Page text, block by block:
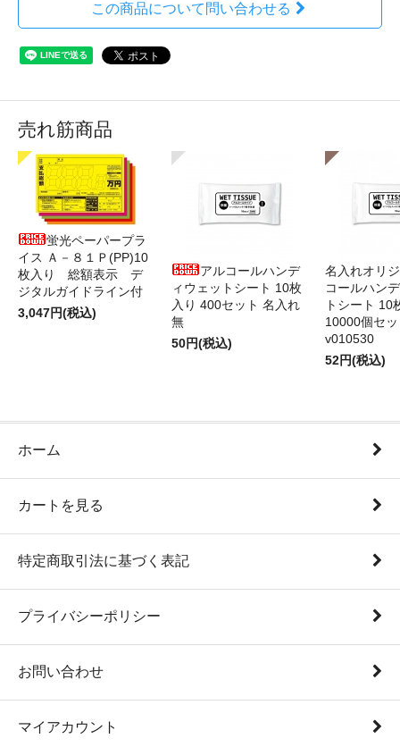
この商品について問い合わせる
売れ筋商品
蛍光ペーパープラ
イス Ａ－８１Ｐ(PP)10
枚入り 総額表示 デ
ジタルガイドライン付
3,047円(税込)
アルコールハンデ
ィウェットシート 10枚
入り 400セット 名入れ
無
50円(税込)
名入れオリ
コールハン
トシート 10
10000個セ
v010530
52円(税込)
ホーム
カートを見る
特定商取引法に基づく表記
プライバシーポリシー
お問い合わせ
マイアカウント